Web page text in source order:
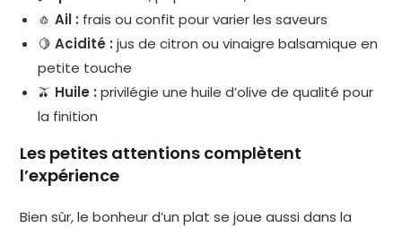
🧄Ail : frais ou confit pour varier les saveurs
🍋Acidité : jus de citron ou vinaigre balsamique en
petite touche
🫒 Huile : privilégie une huile d’olive de qualité pour
la finition
Les petites attentions complètent
l’expérience
Bien sûr, le bonheur d’un plat se joue aussi dans la